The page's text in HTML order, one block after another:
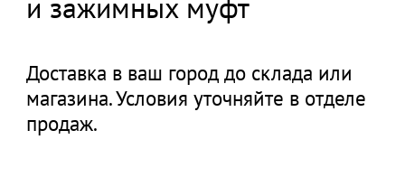
и зажимных муфт
Доставка в ваш город до склада или
магазина. Условия уточняйте в отделе
продаж.